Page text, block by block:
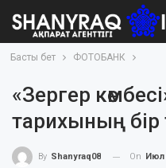
Басты бет ФОТОБАНК
«Зергер
тарихының
By Shanyraq08 On Июл